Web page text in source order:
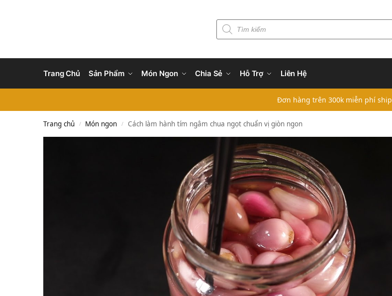
Trang Chủ Sản Phẩm Món Ngon Chia Sẻ Hỗ Trợ Liên Hệ
Đơn hàng trên 300k miễn phí ship
Trang chủ / Món ngon / Cách làm hành tím ngâm chua ngọt chuẩn vị giòn ngon